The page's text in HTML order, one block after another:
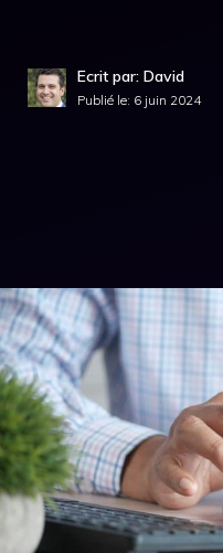
Ecrit par: David
Publié le: 6 juin 2024